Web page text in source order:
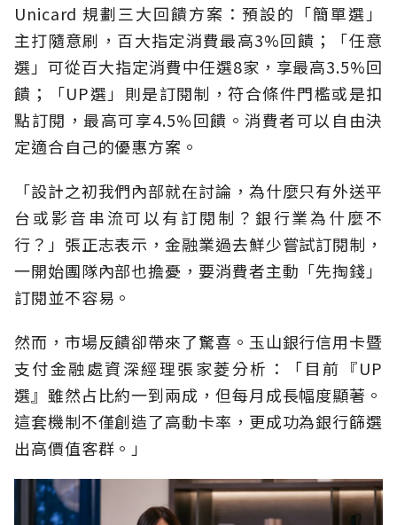
Unicard 規劃三大回饋方案：預設的「簡單選」
主打隨意刷，百大指定消費最高3%回饋；「任意
選」可從百大指定消費中任選8家，享最高3.5%回
饋；「UP選」則是訂閱制，符合條件門檻或是扣
點訂閱，最高可享4.5%回饋。消費者可以自由決
定適合自己的優惠方案。
「設計之初我們內部就在討論，為什麼只有外送平
台或影音串流可以有訂閱制？銀行業為什麼不
行？」張正志表示，金融業過去鮮少嘗試訂閱制，
一開始團隊內部也擔憂，要消費者主動「先掏錢」
訂閱並不容易。
然而，市場反饋卻帶來了驚喜。玉山銀行信用卡暨
支付金融處資深經理張家菱分析：「目前『UP
選』雖然占比約一到兩成，但每月成長幅度顯著。
這套機制不僅創造了高動卡率，更成功為銀行篩選
出高價值客群。」